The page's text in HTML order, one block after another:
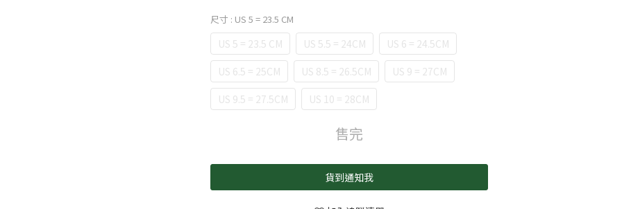
尺寸 : US 5 = 23.5 CM
US 5 = 23.5 CM US 5.5 = 24CM
US 6 = 24.5CM
US 6.5 = 25CM
US 8.5 = 26.5CM
US 9 = 27CM
US 9.5 = 27.5CM
US 10 = 28CM
售完
貨到通知我